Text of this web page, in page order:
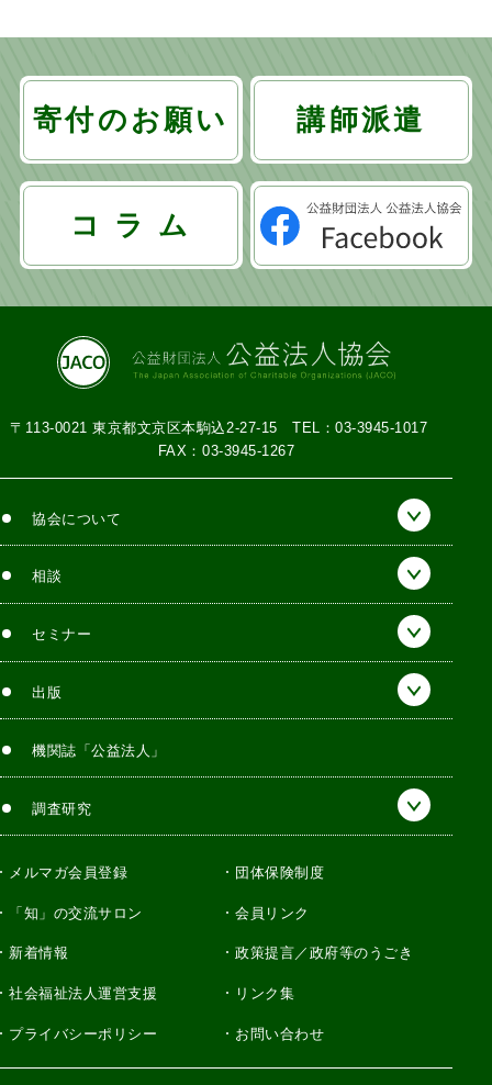
寄付のお願い 講師派遣
コ ラ ム
〒113-0021 東京都文京区本駒込2-27-15TEL：03-3945-1017
FAX：03-3945-1267
協会について
相談
セミナー
出版
機関誌「公益法人」
調査研究
メルマガ会員登録 団体保険制度
「知」の交流サロン 会員リンク
新着情報 政策提言／政府等のうごき
社会福祉法人運営支援 リンク集
プライバシーポリシー お問い合わせ